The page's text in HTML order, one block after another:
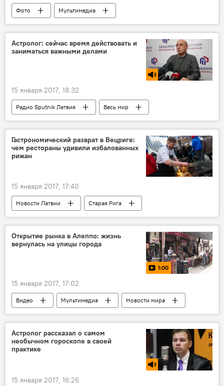
Фото Мультимедиа
Астролог: сейчас время действовать и
заниматься важными делами
15 января 2017, 18:32
Радио Sputnik Латвия
Весь мир
Михаил Цагарели
год Петуха
Гастрономический разврат в Вецриге:
чем рестораны удивили избалованных
рижан
15 января 2017, 17:40
Новости Латвии
Старая Рига
рестораны
фестиваль
гастрономия
фастфуд
Открытие рынка в Алеппо: жизнь
вернулась на улицы города
1:00
15 января 2017, 17:02
Видео Мультимедиа
Новости мира
Алеппо
рынок
Астролог рассказал о самом
необычном гороскопе в своей
практике
15 января 2017, 16:26